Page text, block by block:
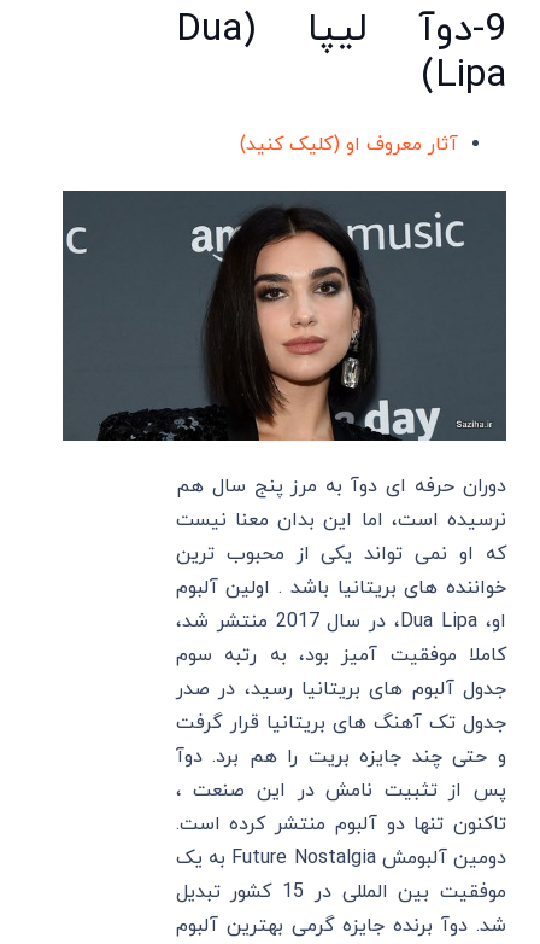
9-دوآ لیپا (Dua
Lipa)
آثار معروف او (کلیک کنید)
دوران حرفه ای دوآ به مرز پنج سال هم
نرسیده است، اما این بدان معنا نیست
که او نمی تواند یکی از محبوب ترین
خواننده های بریتانیا باشد . اولین آلبوم
او، Dua Lipa، در سال 2017 منتشر شد،
کاملا موفقیت آمیز بود، به رتبه سوم
جدول آلبوم های بریتانیا رسید، در صدر
جدول تک آهنگ های بریتانیا قرار گرفت
و حتی چند جایزه بریت را هم برد. دوآ
پس از تثبیت نامش در این صنعت ،
تاکنون تنها دو آلبوم منتشر کرده است.
دومین آلبومش Future Nostalgia به یک
موفقیت بین المللی در 15 کشور تبدیل
شد. دوآ برنده جایزه گرمی بهترین آلبوم